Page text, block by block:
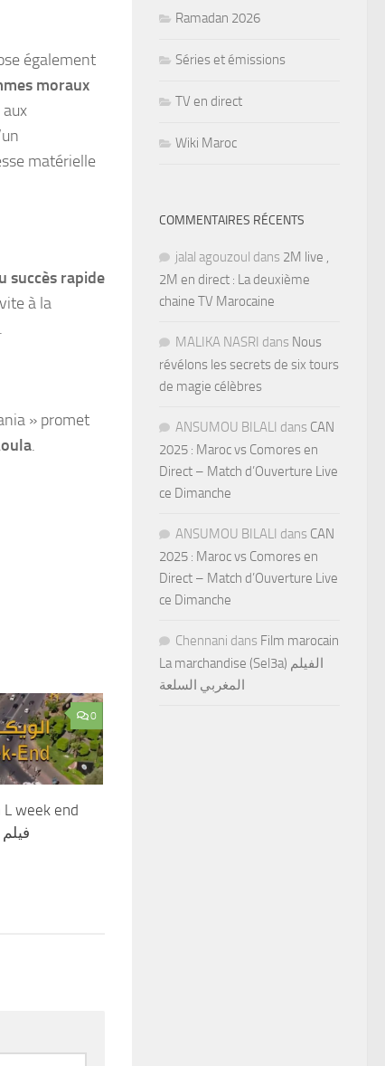
également
moraux
aux
matérielle
succès rapide
à la
» promet
.
0
L week end
Ramadan 2026
Séries et émissions
TV en direct
Wiki Maroc
COMMENTAIRES RÉCENTS
jalal agouzoul dans 2M live ,
2M en direct : La deuxième
chaine TV Marocaine
MALIKA NASRI dans Nous
révélons les secrets de six tours
de magie célèbres
ANSUMOU BILALI dans CAN
2025 : Maroc vs Comores en
Direct – Match d’Ouverture Live
ce Dimanche
ANSUMOU BILALI dans CAN
2025 : Maroc vs Comores en
Direct – Match d’Ouverture Live
ce Dimanche
Chennani dans Film marocain
La marchandise (Sel3a) الفيلم
المغربي السلعة